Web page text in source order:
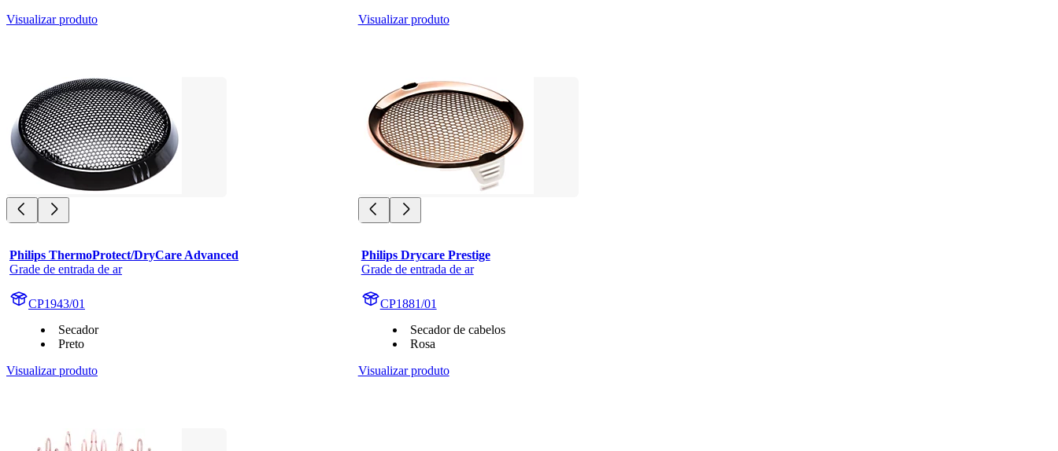
Visualizar produto
Visualizar produto
Philips ThermoProtect/DryCare Advanced
Grade de entrada de ar
CP1943/01
Secador
Preto
Visualizar produto
Philips Drycare Prestige
Grade de entrada de ar
CP1881/01
Secador de cabelos
Rosa
Visualizar produto